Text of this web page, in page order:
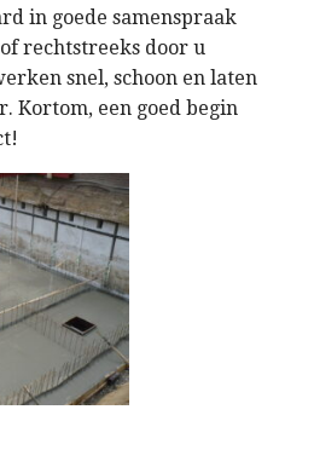
in goede samenspraak
rechtstreeks door u
snel, schoon en laten
Kortom, een goed begin